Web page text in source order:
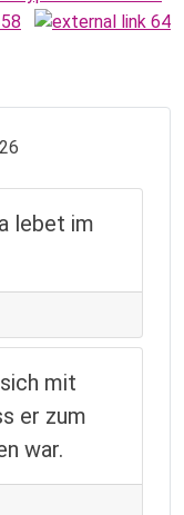
lebet im
mit
er zum
war.